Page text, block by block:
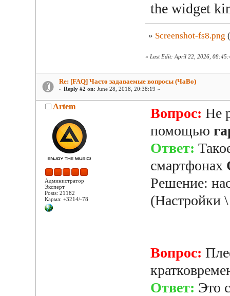
the widget
» Screenshot-fs8.png
« Last Edit: April 22, 2026,
Re: [FAQ] Часто задаваемые вопросы (ЧаВо)
« Reply #2 on: June 28, 2018, 20:38:19 »
Artem
Администратор
Эксперт
Posts: 21182
Карма: +3214/-78
Вопрос: Не
помощью
Ответ:
смартфонах
Решение:
(Настройки
Вопрос:
Ответ: Это